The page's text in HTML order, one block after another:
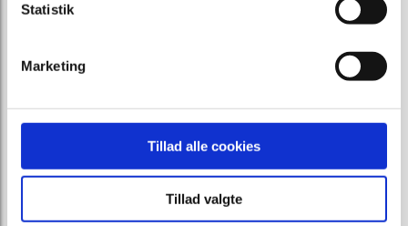
Statistik
Marketing
Tillad alle cookies
Tillad valgte
Stoholm Begravelse